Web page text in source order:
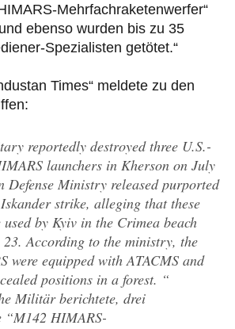
Mehrfachraketenwerfer“
ebenso wurden bis zu 35
Spezialisten getötet.“
Times“ meldete zu den
reportedly destroyed three U.S.-
launchers in Kherson on July
Defense Ministry released purported
strike, alleging that these
by Kyiv in the Crimea beach
23. According to the ministry, the
were equipped with ATACMS and
positions in a forest. “
Militär berichtete, drei
“M142 HIMARS-